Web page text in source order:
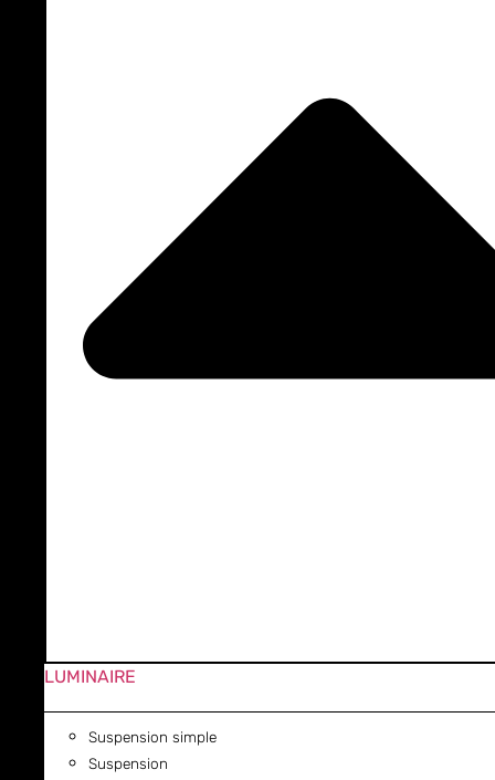
LUMINAIRE
Suspension simple
Suspension